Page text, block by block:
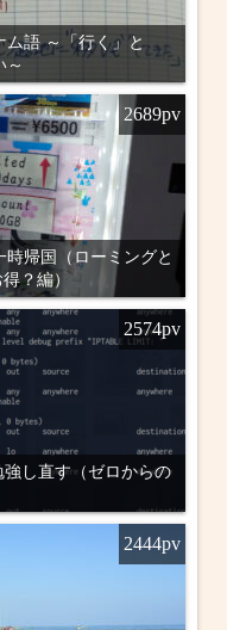
ム語 ～「行く」と
～
帰国（ローミングと
？編）
2689pv
強し直す（ゼロからの
2574pv
2444pv